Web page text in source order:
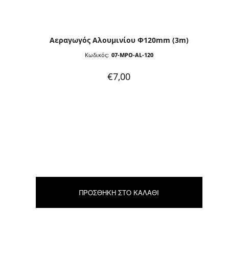
Aεραγωγός Aλουμινίου Φ120mm (3m)
Κωδικός: 07-MPO-AL-120
€7,00
ΠΡΟΣΘΉΚΗ ΣΤΟ ΚΑΛΆΘΙ